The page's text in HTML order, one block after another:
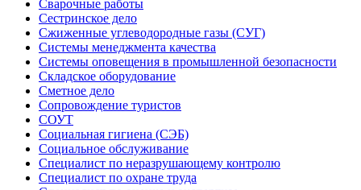
Сварочные работы
Сестринское дело
Сжиженные углеводородные газы (СУГ)
Системы менеджмента качества
Системы оповещения в промышленной безопасности
Складское оборудование
Сметное дело
Сопровождение туристов
СОУТ
Социальная гигиена (СЭБ)
Социальное обслуживание
Специалист по неразрушающему контролю
Специалист по охране труда